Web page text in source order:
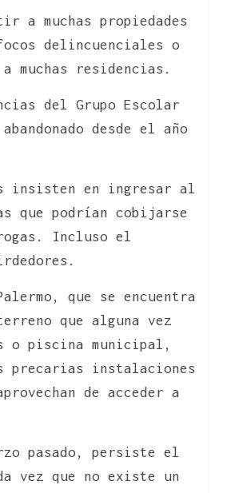
a muchas propiedades
delincuenciales o
muchas residencias.
del Grupo Escolar
desde el año
insisten en ingresar al
que podrían cobijarse
Incluso el
que se encuentra
que alguna vez
o piscina municipal,
precarias instalaciones
de acceder a
pasado, persiste el
vez que no existe un